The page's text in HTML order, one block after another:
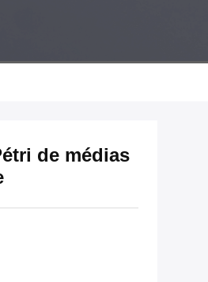
de médias